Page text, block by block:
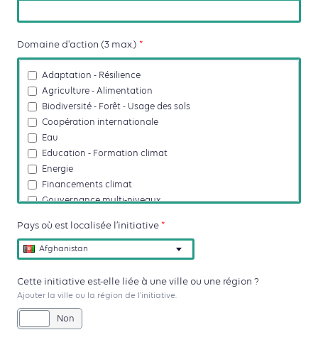
Domaine d'action (3 max.) *
Adaptation - Résilience
Agriculture - Alimentation
Biodiversité - Forêt - Usage des sols
Coopération internationale
Eau
Education - Formation climat
Energie
Financements climat
Gouvernance multi-niveaux
Océans - Littoral
durables
Transition de l'économie (filières durables, économie
circulaire, déchêts)
Pays où est localisée l’initiative *
Afghanistan
Cette initiative est-elle liée à une ville ou une région ?
Ajouter la ville ou la région de l'initiative.
Non